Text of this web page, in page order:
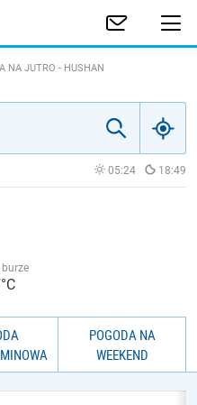
NA JUTRO - HUSHAN
05:24 18:49
POGODA NA
WEEKEND